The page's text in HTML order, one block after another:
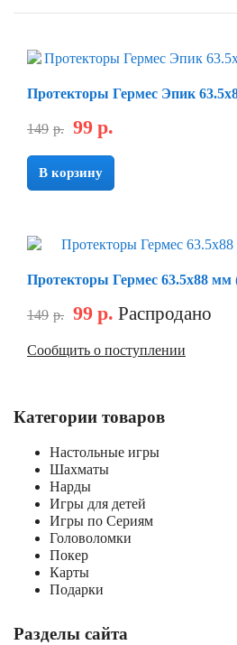
Скидка
Протекторы Гермес Эпик
149 р. 99 р.
В корзину
Протекторы Гермес 63.5х88 мм
149 р. 99 р. Распродано
Сообщить о поступлении
Категории товаров
Настольные игры
Шахматы
Нарды
Игры для детей
Игры по Сериям
Головоломки
Покер
Карты
Подарки
Разделы сайта